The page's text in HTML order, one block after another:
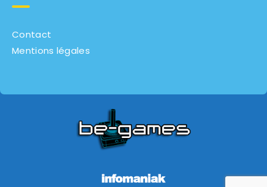
Contact
Mentions légales